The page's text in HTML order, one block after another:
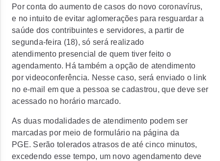
Por conta do aumento de casos do novo coronavírus,
e no intuito de evitar aglomerações para resguardar a
saúde dos contribuintes e servidores, a partir de
segunda-feira (18), só será realizado
atendimento presencial de quem tiver feito o
agendamento. Há também a opção de atendimento
por videoconferência. Nesse caso, será enviado o link
no e-mail em que a pessoa se cadastrou, que deve ser
acessado no horário marcado.
As duas modalidades de atendimento podem ser
marcadas por meio de formulário na página da
PGE. Serão tolerados atrasos de até cinco minutos,
excedendo esse tempo, um novo agendamento deve